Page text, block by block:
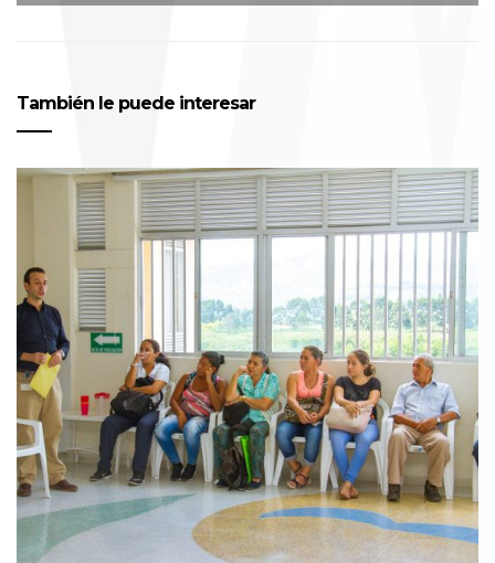
También le puede interesar